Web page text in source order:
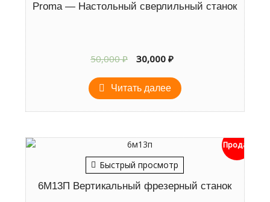
Proma — Настольный сверлильный станок
50,000₽
Первоначальная
составляла
50,000 ₽.
30,000 ₽
30,000 ₽.
Читать далее
Быстрый просмотр
Продан
6М13П Вертикальный фрезерный станок